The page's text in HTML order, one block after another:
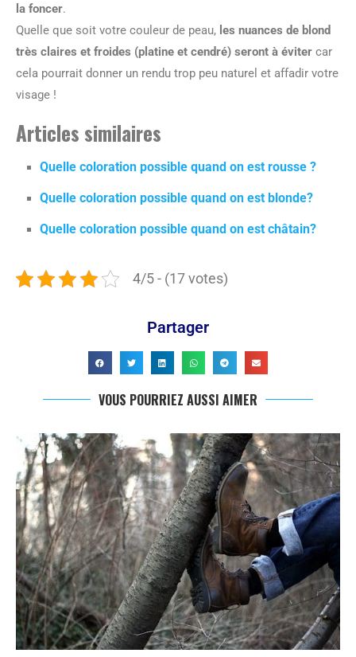
la foncer.
Quelle que soit votre couleur de peau, les nuances de blond
très claires et froides (platine et cendré) seront à éviter car
cela pourrait donner un rendu trop peu naturel et affadir votre
visage !
Articles similaires
Quelle coloration possible quand on est rousse ?
Quelle coloration possible quand on est blonde?
Quelle coloration possible quand on est châtain?
4/5 - (17 votes)
Partager
VOUS POURRIEZ AUSSI AIMER